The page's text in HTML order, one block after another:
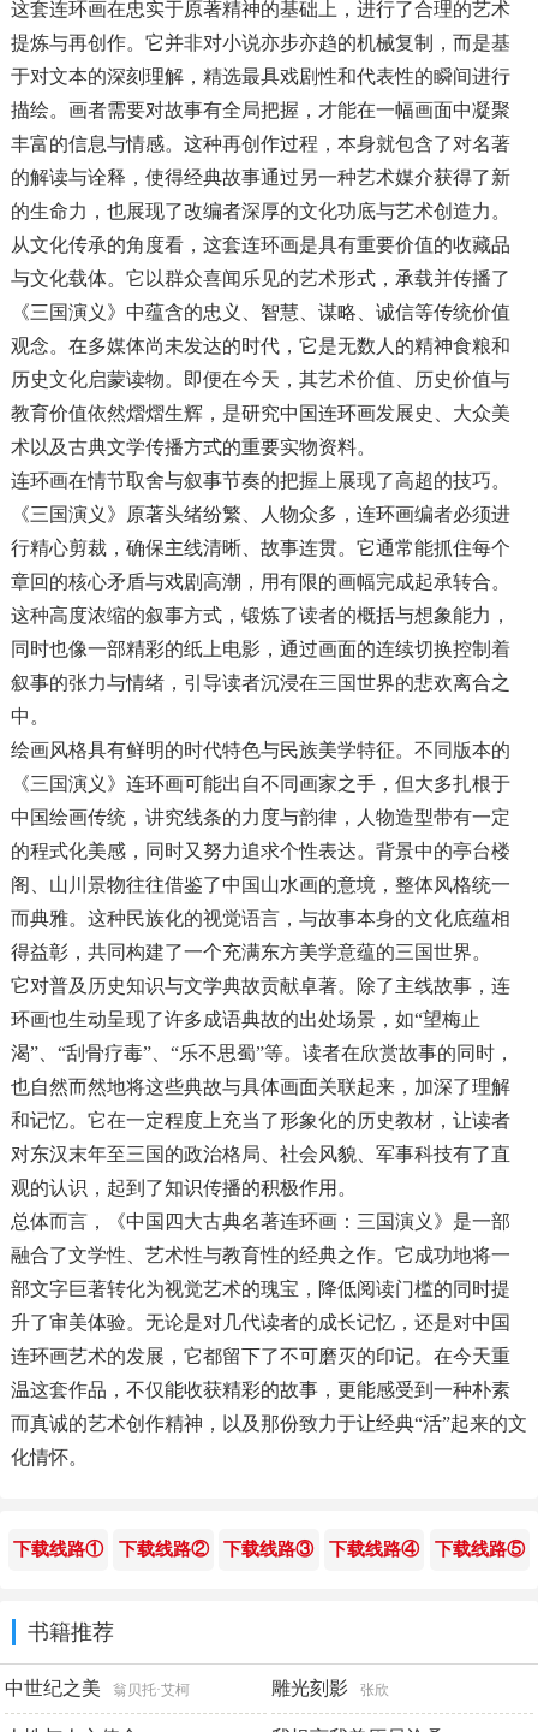
这套连环画在忠实于原著精神的基础上，进行了合理的艺术
提炼与再创作。它并非对小说亦步亦趋的机械复制，而是基
于对文本的深刻理解，精选最具戏剧性和代表性的瞬间进行
描绘。画者需要对故事有全局把握，才能在一幅画面中凝聚
丰富的信息与情感。这种再创作过程，本身就包含了对名著
的解读与诠释，使得经典故事通过另一种艺术媒介获得了新
的生命力，也展现了改编者深厚的文化功底与艺术创造力。
从文化传承的角度看，这套连环画是具有重要价值的收藏品
与文化载体。它以群众喜闻乐见的艺术形式，承载并传播了
《三国演义》中蕴含的忠义、智慧、谋略、诚信等传统价值
观念。在多媒体尚未发达的时代，它是无数人的精神食粮和
历史文化启蒙读物。即便在今天，其艺术价值、历史价值与
教育价值依然熠熠生辉，是研究中国连环画发展史、大众美
术以及古典文学传播方式的重要实物资料。
连环画在情节取舍与叙事节奏的把握上展现了高超的技巧。
《三国演义》原著头绪纷繁、人物众多，连环画编者必须进
行精心剪裁，确保主线清晰、故事连贯。它通常能抓住每个
章回的核心矛盾与戏剧高潮，用有限的画幅完成起承转合。
这种高度浓缩的叙事方式，锻炼了读者的概括与想象能力，
同时也像一部精彩的纸上电影，通过画面的连续切换控制着
叙事的张力与情绪，引导读者沉浸在三国世界的悲欢离合之
中。
绘画风格具有鲜明的时代特色与民族美学特征。不同版本的
《三国演义》连环画可能出自不同画家之手，但大多扎根于
中国绘画传统，讲究线条的力度与韵律，人物造型带有一定
的程式化美感，同时又努力追求个性表达。背景中的亭台楼
阁、山川景物往往借鉴了中国山水画的意境，整体风格统一
而典雅。这种民族化的视觉语言，与故事本身的文化底蕴相
得益彰，共同构建了一个充满东方美学意蕴的三国世界。
它对普及历史知识与文学典故贡献卓著。除了主线故事，连
环画也生动呈现了许多成语典故的出处场景，如“望梅止
渴”、“刮骨疗毒”、“乐不思蜀”等。读者在欣赏故事的同时，
也自然而然地将这些典故与具体画面关联起来，加深了理解
和记忆。它在一定程度上充当了形象化的历史教材，让读者
对东汉末年至三国的政治格局、社会风貌、军事科技有了直
观的认识，起到了知识传播的积极作用。
总体而言，《中国四大古典名著连环画：三国演义》是一部
融合了文学性、艺术性与教育性的经典之作。它成功地将一
部文字巨著转化为视觉艺术的瑰宝，降低阅读门槛的同时提
升了审美体验。无论是对几代读者的成长记忆，还是对中国
连环画艺术的发展，它都留下了不可磨灭的印记。在今天重
温这套作品，不仅能收获精彩的故事，更能感受到一种朴素
而真诚的艺术创作精神，以及那份致力于让经典“活”起来的文
化情怀。
下载线路① 下载线路② 下载线路③ 下载线路④ 下载线路⑤
书籍推荐
中世纪之美 翁贝托·艾柯 雕光刻影 张欣